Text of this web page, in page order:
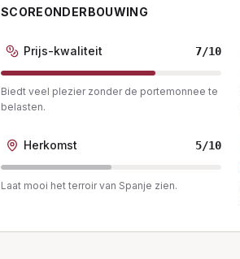
SCOREONDERBOUWING
Prijs-kwaliteit 7/10
Biedt veel plezier zonder de portemonnee te
belasten.
Herkomst 5/10
Laat mooi het terroir van Spanje zien.